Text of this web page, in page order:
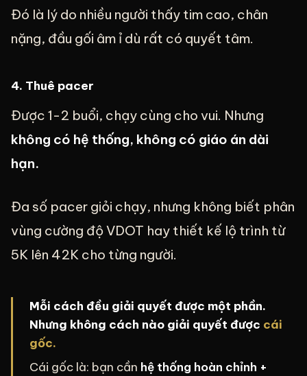
Đó là lý do nhiều người thấy tim cao, chân
nặng, đầu gối âm ỉ dù rất có quyết tâm.
4. Thuê pacer
Được 1-2 buổi, chạy cùng cho vui. Nhưng
không có hệ thống, không có giáo án dài
hạn.
Đa số pacer giỏi chạy, nhưng không biết phân
vùng cường độ VDOT hay thiết kế lộ trình từ
5K lên 42K cho từng người.
Mỗi cách đều giải quyết được một phần.
Nhưng không cách nào giải quyết được cái
gốc.
Cái gốc là: bạn cần hệ thống hoàn chỉnh +